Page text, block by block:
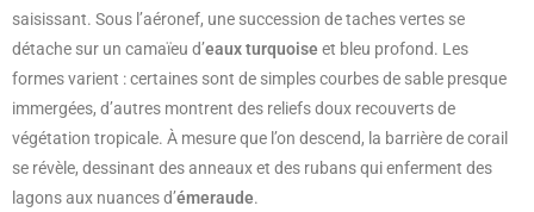
saisissant. Sous l’aéronef, une succession de taches vertes se
détache sur un camaïeu d’eaux turquoise et bleu profond. Les
formes varient : certaines sont de simples courbes de sable presque
immergées, d’autres montrent des reliefs doux recouverts de
végétation tropicale. À mesure que l’on descend, la barrière de corail
se révèle, dessinant des anneaux et des rubans qui enferment des
lagons aux nuances d’émeraude.